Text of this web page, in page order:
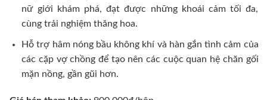
nữ giới khám phá, đạt được những khoái cảm tối đa,
cùng trải nghiệm thăng hoa.
Hỗ trợ hâm nóng bầu không khí và hàn gắn tình cảm của
các cặp vợ chồng để tạo nên các cuộc quan hệ chăn gối
mặn nồng, gần gũi hơn.